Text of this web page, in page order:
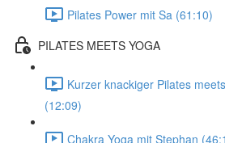
Pilates Power mit Sa (61:10)
PILATES MEETS YOGA
Kurzer knackiger Pilates
(12:09)
Chakra Yoga mit Stephan